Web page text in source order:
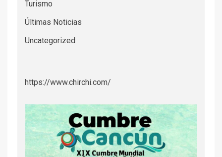
Turismo
Últimas Noticias
Uncategorized
https://www.chirchi.com/